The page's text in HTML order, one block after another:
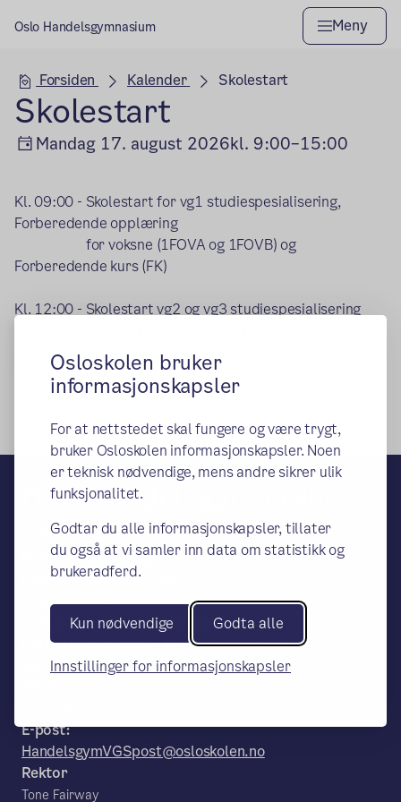
Osloskolen bruker
informasjonskapsler
For at nettstedet skal fungere og være trygt,
bruker Osloskolen informasjonskapsler. Noen
er teknisk nødvendige, mens andre sikrer ulik
funksjonalitet.
Godtar du alle informasjonskapsler, tillater
du også at vi samler inn data om statistikk og
brukeradferd.
Kun nødvendige Godta alle
Innstillinger for informasjonskapsler
Oslo Handelsgymnasium Meny
Hovedseksjon
Forsiden Kalender Skolestart
Skolestart
Mandag 17. august 2026kl. 9:00–15:00
Kl. 09:00 - Skolestart for vg1 studiespesialisering,
Forberedende opplæring
for voksne (1FOVA og 1FOVB) og
Forberedende kurs (FK)
Kl. 12:00 - Skolestart vg2 og vg3 studiespesialisering
Legg til kalender
Oslo Handelsgymnasium
– en del av Osloskolen
Besøks- og leveringsadresse:
Parkveien 65, 0254 Oslo
Postadresse:
Oslo Kommune, Utdanningsetaten, Oslo
Handelsgymnasium, PB 6127 Etterstad,
0602 Oslo
E-post:
HandelsgymVGSpost@osloskolen.no
Rektor
Tone Fairway